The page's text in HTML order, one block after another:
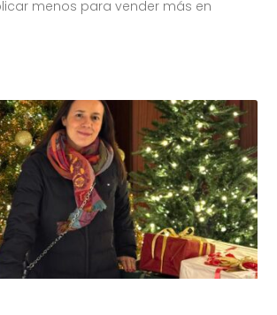
menos para vender más en